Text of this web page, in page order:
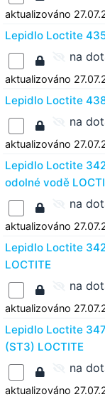
aktualizováno
Lepidlo Loctite
na
aktualizováno
Lepidlo Loctite
na
aktualizováno
Lepidlo Loctite
odolné vodě
na
aktualizováno
Lepidlo Loctite
LOCTITE
na
aktualizováno
Lepidlo Loctite
(ST3) LOCTITE
na
aktualizováno